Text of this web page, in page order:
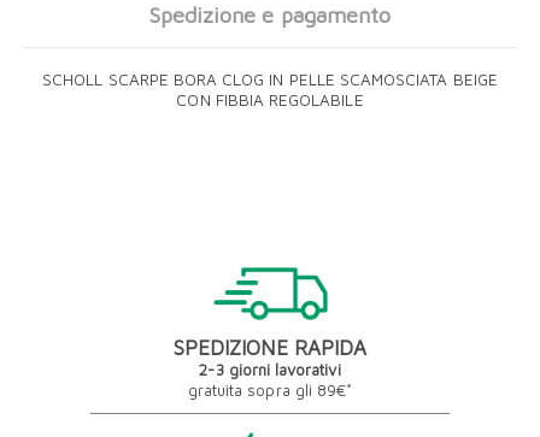
SPEDIZIONE RAPIDA
2-3 giorni lavorativi
gratuita sopra gli 89€*
Spedizione e pagamento
SCHOLL SCARPE BORA CLOG IN PELLE SCAMOSCIATA BEIGE
CON FIBBIA REGOLABILE